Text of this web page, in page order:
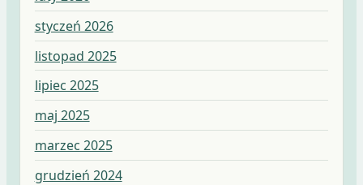
styczeń 2026
listopad 2025
lipiec 2025
maj 2025
marzec 2025
grudzień 2024